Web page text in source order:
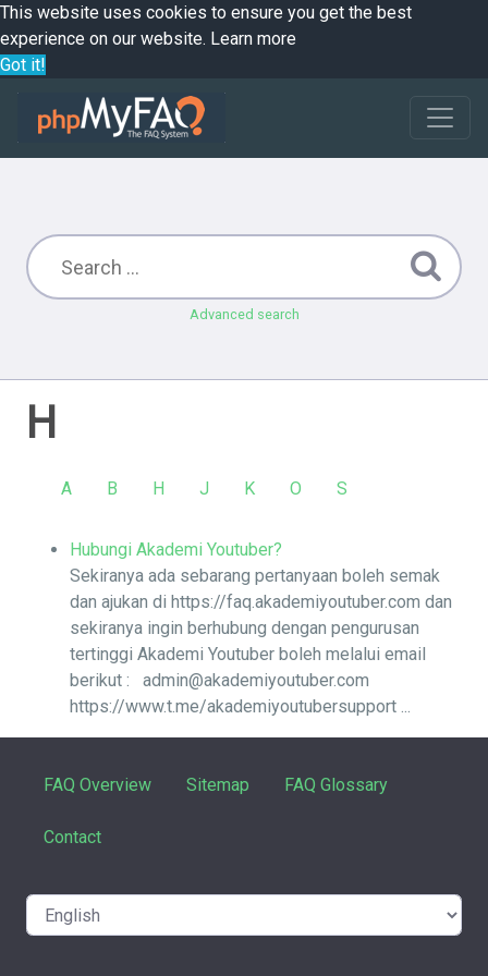
This website uses cookies to ensure you get the best
experience on our website. Learn more
Got it!
Advanced search
H
A B H J K O S
Hubungi Akademi Youtuber?
Sekiranya ada sebarang pertanyaan boleh semak
dan ajukan di https://faq.akademiyoutuber.com dan
sekiranya ingin berhubung dengan pengurusan
tertinggi Akademi Youtuber boleh melalui email
berikut : admin@akademiyoutuber.com
https://www.t.me/akademiyoutubersupport ...
FAQ Overview Sitemap FAQ Glossary
Contact